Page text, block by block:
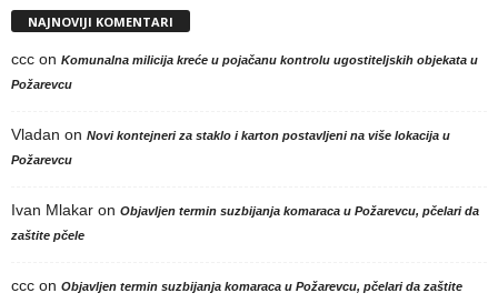
NAJNOVIJI KOMENTARI
ccc on Komunalna milicija kreće u pojačanu kontrolu ugostiteljskih objekata u
Požarevcu
Vladan on Novi kontejneri za staklo i karton postavljeni na više lokacija u
Požarevcu
Ivan Mlakar on Objavljen termin suzbijanja komaraca u Požarevcu, pčelari da
zaštite pčele
ccc on Objavljen termin suzbijanja komaraca u Požarevcu, pčelari da zaštite